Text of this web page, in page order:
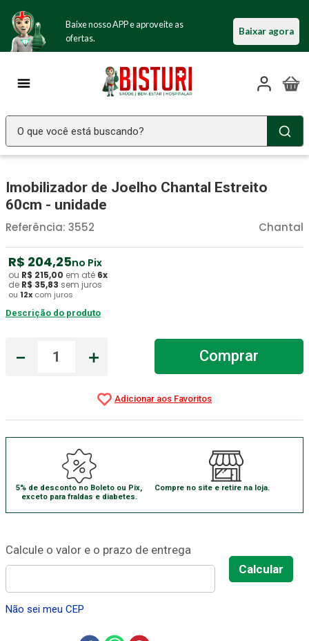
Baixe nosso APP e aproveite as
ofertas.
Baixar agora
O que você está buscando?
Imobilizador de Joelho Chantal Estreito
60cm - unidade
Chantal
Referência: 3552
R$ 204,25no Pix
ou R$ 215,00 em até 6x
de R$ 35,83 sem juros
ou 12x com juros
Descrição do produto
＋
－ Comprar
5% de desconto no Boleto ou Pix,
exceto para fraldas e diabetes.
Compre no site e retire na loja.
Não sei meu CEP
1 º Seringa Insulina
2º Fralda Geriatrica
3 º Luva Latex
4º Littmann
5 º Estetoscopio Littmann
º Aparelho Pressão
Gaze Esteril
Cadeira Banho